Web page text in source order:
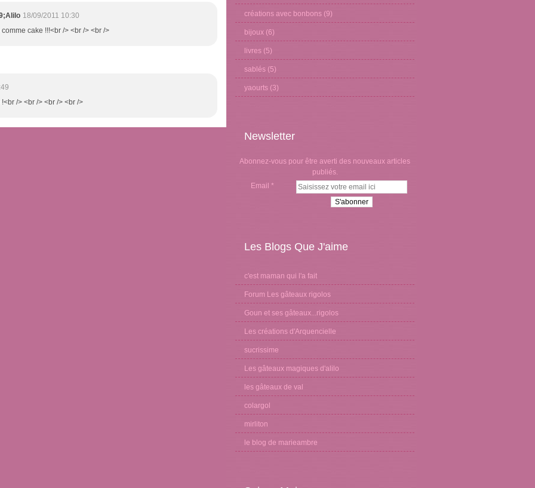
18/09/2011 10:30
cake !!!<br /> <br /> <br />
/> <br /> <br /> <br />
créations avec bonbons (9)
bijoux (6)
livres (5)
sablés (5)
yaourts (3)
Newsletter
Abonnez-vous pour être averti des nouveaux articles
publiés.
Email
Les Blogs Que J'aime
c'est maman qui l'a fait
Forum Les gâteaux rigolos
Goun et ses gâteaux...rigolos
Les créations d'Arquencielle
sucrissime
Les gâteaux magiques d'alilo
les gâteaux de val
colargol
mirliton
le blog de marieambre